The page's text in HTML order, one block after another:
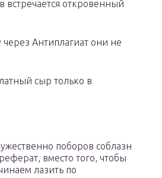
встречается откровенный
Антиплагиат они не
сыр только в
поборов соблазн
вместо того, чтобы
лазить по